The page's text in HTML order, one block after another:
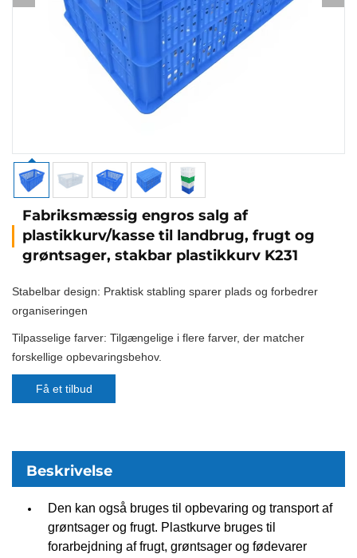
Fabriksmæssig engros salg af
plastikkurv/kasse til landbrug, frugt og
grøntsager, stakbar plastikkurv K231
Stabelbar design: Praktisk stabling sparer plads og forbedrer
organiseringen
Tilpasselige farver: Tilgængelige i flere farver, der matcher
forskellige opbevaringsbehov.
Få et tilbud
Beskrivelse
Den kan også bruges til opbevaring og transport af
grøntsager og frugt. Plastkurve bruges til
forarbejdning af frugt, grøntsager og fødevarer